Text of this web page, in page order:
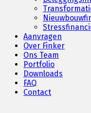
Aanvragen
Over Finker
Ons Team
Portfolio
Downloads
FAQ
Contact